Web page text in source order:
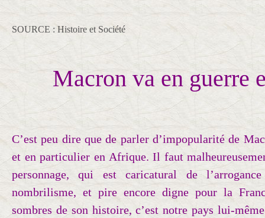
SOURCE : Histoire et Société
Macron va en guerre
C’est peu dire que de parler d’impopularité de
et en particulier en Afrique. Il faut
personnage, qui est caricatural de
nombrilisme, et pire encore digne pour la
sombres de son histoire, c’est notre pays lui-